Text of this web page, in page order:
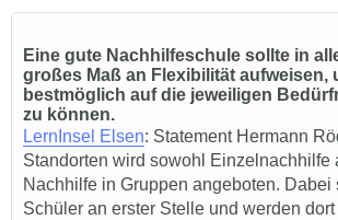
Eine gute Nachhilfeschule sollte in
großes Maß an Flexibilität aufweisen,
bestmöglich auf die jeweiligen
zu können.
LernInsel Elsen: Statement Hermann
Standorten wird sowohl Einzelnachhilfe
Nachhilfe in Gruppen angeboten. Dabei
Schüler an erster Stelle und werden